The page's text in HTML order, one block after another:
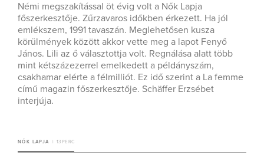
Némi megszakítással öt évig volt a Nők Lapja
főszerkesztője. Zűrzavaros időkben érkezett. Ha jól
emlékszem, 1991 tavaszán. Meglehetősen kusza
körülmények között akkor vette meg a lapot Fenyő
János. Lili az ő választottja volt. Regnálása alatt több
mint kétszázezerrel emelkedett a példányszám,
csakhamar elérte a félmilliót. Ez idő szerint a La femme
című magazin főszerkesztője. Schäffer Erzsébet
interjúja.
NŐK LAPJA 13 PERC